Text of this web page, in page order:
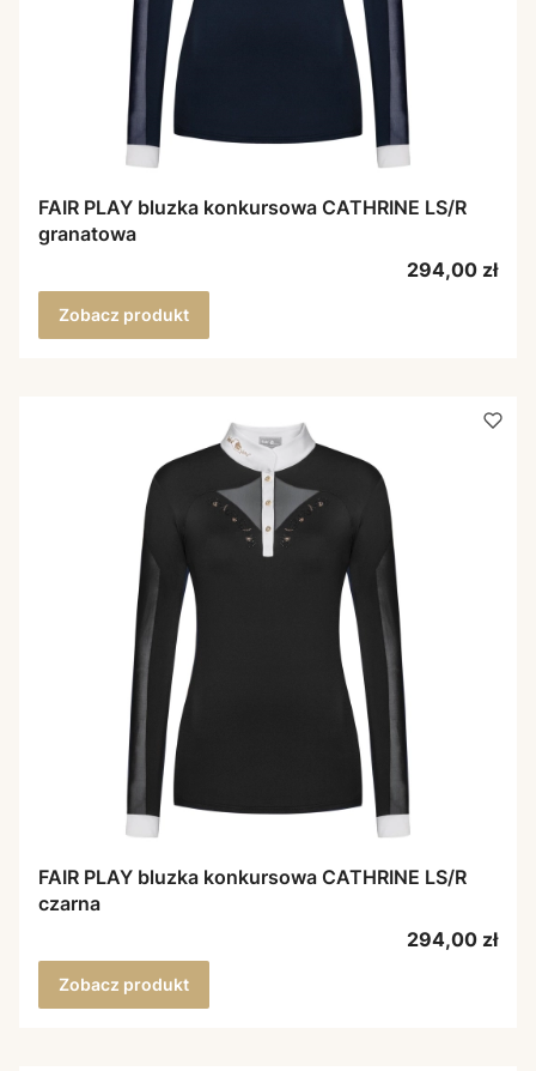
FAIR PLAY bluzka konkursowa CATHRINE LS/R
granatowa
Cena
294,00 zł
Zobacz produkt
FAIR PLAY bluzka konkursowa CATHRINE LS/R
czarna
Cena
294,00 zł
Zobacz produkt